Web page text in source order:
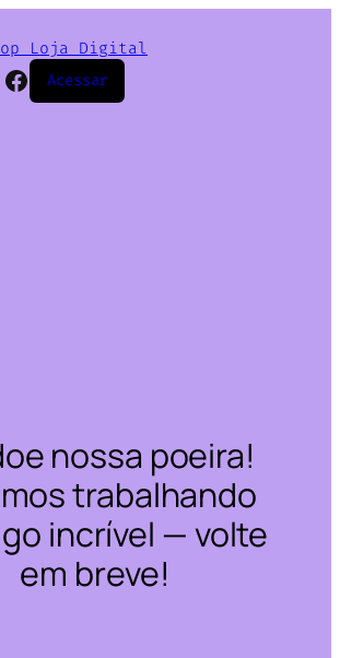
Loja Digital
Facebook
Acessar
nossa poeira!
trabalhando
incrível — volte
em breve!